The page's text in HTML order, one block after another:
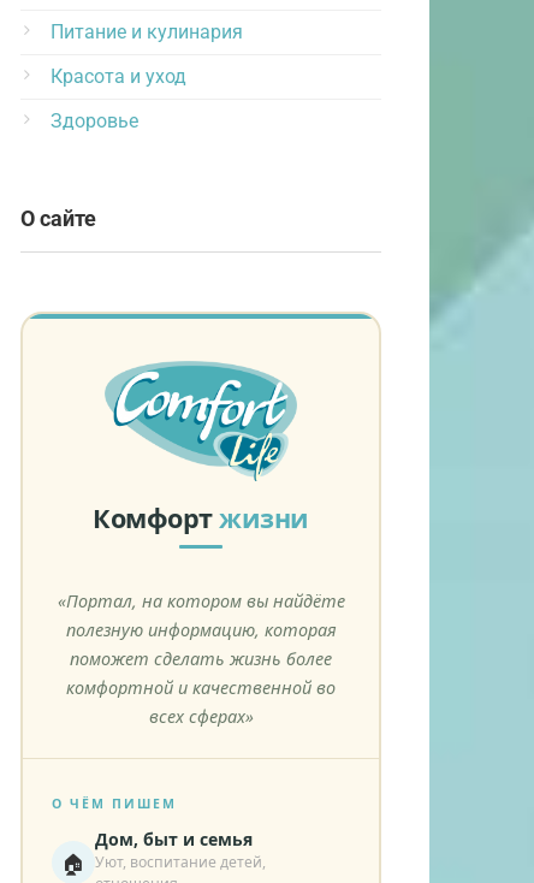
Питание и кулинария
Красота и уход
Здоровье
О сайте
Комфортжизни
«Портал, на котором вы найдёте
полезную информацию, которая
поможет сделать жизнь более
комфортной и качественной во
всех сферах»
О ЧЁМ ПИШЕМ
🏠
Дом, быт и семья
Уют, воспитание детей,